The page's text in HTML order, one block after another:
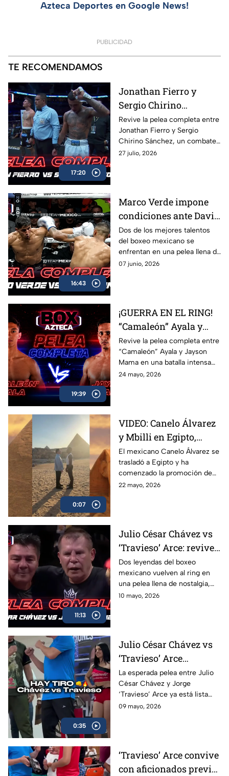
Azteca Deportes en Google News!
PUBLICIDAD
TE RECOMENDAMOS
17:20
Jonathan Fierro y
Sergio Chirino
protagonizan una
guerra sobre el ring
Revive la pelea completa entre
Jonathan Fierro y Sergio
Chirino Sánchez, un combate
lleno de intensidad,
27 julio, 2026
16:43
Marco Verde impone
condiciones ante David
Camacho en una
intensa batalla de Box
Azteca
Dos de los mejores talentos
del boxeo mexicano se
enfrentan en una pelea llena de
acción, potencia y grandes
Box Azteca.
07 junio, 2026
19:39
¡GUERRA EN EL RING!
“Camaleón” Ayala y
Jayson Mama se
dieron con todo
Revive la pelea completa entre
“Camaleón” Ayala y Jayson
Mama en una batalla intensa
llena de golpes, emoción y
24 mayo, 2026
0:07
VIDEO: Canelo Álvarez
y Mbilli en Egipto,
tienen primer cara a
cara
El mexicano Canelo Álvarez se
trasladó a Egipto y ha
comenzado la promoción de
su combate ante el francés
22 mayo, 2026
11:13
Julio César Chávez vs
‘Travieso’ Arce: revive
la pelea completa en
Box Azteca
Dos leyendas del boxeo
mexicano vuelven al ring en
una pelea llena de nostalgia,
emoción y grandes momentos
10 mayo, 2026
0:35
Julio César Chávez vs
‘Travieso’ Arce
cumplen con la
báscula; habrá pelea en
Box Azteca
La esperada pelea entre Julio
César Chávez y Jorge
‘Travieso’ Arce ya está lista
luego de que ambos superaran
09 mayo, 2026
‘Travieso’ Arce convive
con aficionados previo